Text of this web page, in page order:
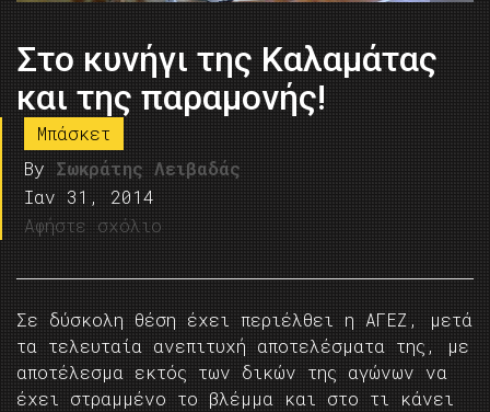
Στο κυνήγι της Καλαμάτας
και της παραμονής!
Μπάσκετ
By Σωκράτης Λειβαδάς
Ιαν 31, 2014
Αφήστε σχόλιο
Σε δύσκολη θέση έχει περιέλθει η ΑΓΕΖ, μετά
τα τελευταία ανεπιτυχή αποτελέσματα της, με
αποτέλεσμα εκτός των δικών της αγώνων να
έχει στραμμένο το βλέμμα και στο τι κάνει